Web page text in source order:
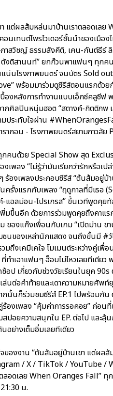
แต่ผลส้มหล่นมาบ้านเราตลอดเลย
นเทนต์โพรไวเดอร์ชั้นนำของเมื
ภาสวิชญ์ ธรรมสังคีติ, เคน-กันต์ธี
งติสานนท์” ยกก๊วนพาแฟนๆ ทุก
น่นโรงภาพยนตร์ จนบัตร Sold
พร้อมมาร่วมดูซีรีส์ตอนแรก
บื้องหลังการทำงานแบบเอ็กซ์คลู
ากศิลปินหนุ่มฮอต “สตางค์-กิตติภพ
มประทับใจผ่าน
ากอน - โรงภาพยนตร์สยามภาวลั
นด้วย Special Show สุด
งเพลง “ไม่รู้ว่ามันเรียกว่ารักหรือ
ๆ ร้องเพลงประกอบซีรีส์ “ต้นส้มอยู่
รั้งแรกกับเพลง “ฤดูกาลที่มีเธอ
แอลม่อน-โปรเกรส” ขึ้นเวทีพูดคุ
พิ่มขึ้นอีก ด้วยการร่วมพูดคุยถึงคา
ของแก๊งเพื่อนกับเกม “เปิดม่าน
ซนของเหล่านักแสดง จนถึงขั้นมี #วั
มถึงเคมีเคใจ โมเมนต์ระหว่างคู่เ
ทำเอาแฟนๆ ฮ็อบไม่ไหวเลยทีเดีย
คช้อป เกี่ยวกับช่วงวัยเรียนในยุค
นต่อคำท้ายและเดาความหมายศัพ
นั้นก็ร่วมชมซีรีส์ EP.1 ไปพร้อมกั
องเพลง “คุ้มค่าการรอคอย” ก่อน
อยความสนุกใน EP. ต่อไป และลุ้น
ย่างเต็มอิ่มเลยทีเดียว
ของงาน “ต้นส้มอยู่บ้านเขา แต่ผล
/ X / TikTok / YouTube /
ลอดเลย When Oranges Fall”
น.